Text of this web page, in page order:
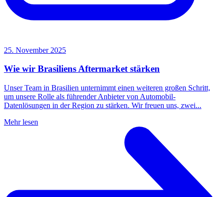
25. November 2025
Wie wir Brasiliens Aftermarket stärken
Unser Team in Brasilien unternimmt einen weiteren großen Schritt,
um unsere Rolle als führender Anbieter von Automobil-
Datenlösungen in der Region zu stärken. Wir freuen uns, zwei...
Mehr lesen